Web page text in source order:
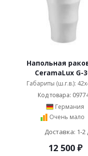
Напольная
CeramaLux G-
Габариты (ш.г.в.):
Код товара:
Германия
Очень мало
Доставка: 1-2
12 500₽